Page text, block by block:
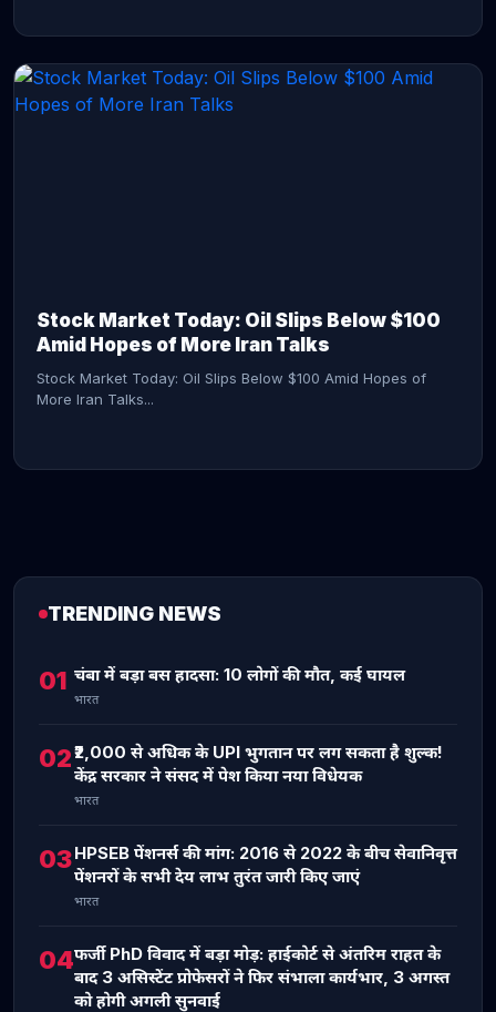
Stock Market Today: Oil Slips Below $100
Amid Hopes of More Iran Talks
Stock Market Today: Oil Slips Below $100 Amid Hopes of
More Iran Talks...
TRENDING NEWS
01 चंबा में बड़ा बस हादसा: 10 लोगों की मौत, कई घायल
भारत
02₹2,000 से अधिक के UPI भुगतान पर लग सकता है शुल्क!
केंद्र सरकार ने संसद में पेश किया नया विधेयक
भारत
03HPSEB पेंशनर्स की मांग: 2016 से 2022 के बीच सेवानिवृत्त
पेंशनरों के सभी देय लाभ तुरंत जारी किए जाएं
भारत
04फर्जी PhD विवाद में बड़ा मोड़: हाईकोर्ट से अंतरिम राहत के
बाद 3 असिस्टेंट प्रोफेसरों ने फिर संभाला कार्यभार, 3 अगस्त
को होगी अगली सुनवाई